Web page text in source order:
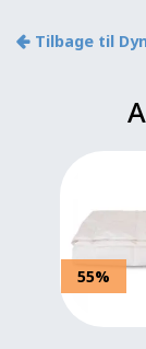
Tilbage til
55%